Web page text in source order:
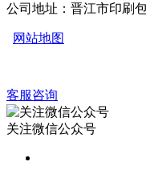
公司地址：晋江市印刷
网站地图
客服咨询
关注微信公众号